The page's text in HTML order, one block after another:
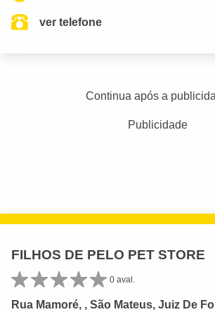
ver telefone
Continua após a
Publicidade
FILHOS DE PELO PET STORE
0 aval.
Rua Mamoré, , São Mateus, Juiz De